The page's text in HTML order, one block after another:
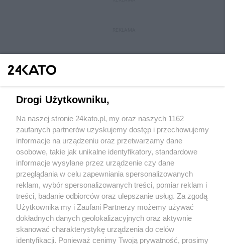
Wydawca mediów lokalnych
Nie zapomnij
zapoznać się z:
polityką prywatności regulamin korzystania z portali
Twojemiasto
Piekary Śląskie
Chorzów
Tarnowskie Góry
Skontakuj sięz nami
Kontakt
Wydawca
Redakcja
Drogi Użytkowniku,
Na naszej stronie 24kato.pl, my oraz naszych 1162
zaufanych partnerów uzyskujemy dostęp i przechowujemy
informacje na urządzeniu oraz przetwarzamy dane
osobowe, takie jak unikalne identyfikatory, standardowe
informacje wysyłane przez urządzenie czy dane
przeglądania w celu zapewniania spersonalizowanych
reklam, wybór spersonalizowanych treści, pomiar reklam i
treści, badanie odbiorców oraz ulepszanie usług. Za zgodą
Użytkownika my i Zaufani Partnerzy możemy używać
dokładnych danych geolokalizacyjnych oraz aktywnie
skanować charakterystykę urządzenia do celów
identyfikacji. Ponieważ cenimy Twoją prywatność, prosimy